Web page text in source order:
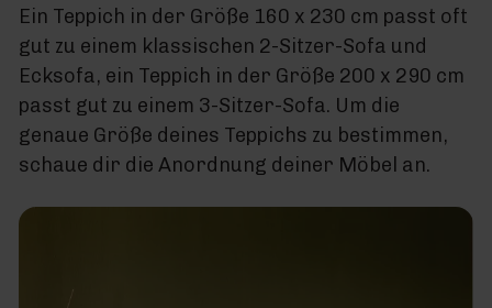
Ein Teppich in der Größe 160 x 230 cm passt oft
gut zu einem klassischen 2-Sitzer-Sofa und
Ecksofa, ein Teppich in der Größe 200 x 290 cm
passt gut zu einem 3-Sitzer-Sofa. Um die
genaue Größe deines Teppichs zu bestimmen,
schaue dir die Anordnung deiner Möbel an.